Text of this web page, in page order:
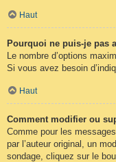
Haut
Pourquoi ne puis-je pas
Le nombre d’options
Si vous avez besoin
Haut
Comment modifier ou
Comme pour les
par l’auteur original, un
sondage, cliquez sur le